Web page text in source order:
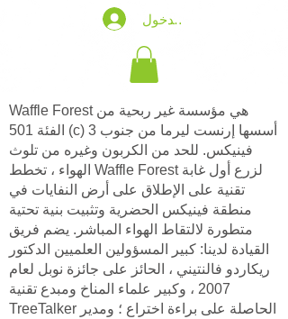
تسجيل الدخول
Waffle Forest هي مؤسسة غير ربحية من
الفئة 501 (c) 3 أسسها إرنست ليرما من جنوب
فينيكس. للحد من الكربون وغيره من تلوث
الهواء ، تخطط Waffle Forest لزرع أول غابة
تقنية على الإطلاق على أرض النفايات في
منطقة فينيكس الحضرية وتثبيت بنية تحتية
متطورة لالتقاط الهواء المباشر. يضم فريق
القيادة لدينا: كبير المسؤولين العلميين الدكتور
ريكاردو فالنتيني ، الحائز على جائزة نوبل لعام
2007 ، وكبير علماء المناخ ومبدع تقنية
TreeTalker الحاصلة على براءة اختراع ؛ ومدير